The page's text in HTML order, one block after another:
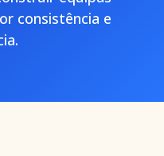
consistência e